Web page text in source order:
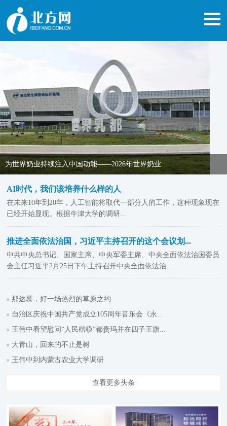
为世界奶业持续注入中国动能——2026年世界奶业...
AI时代，我们该培养什么样的人
在未来10年到20年，人工智能将取代一部分人的工作，这种现象现在
已经开始显现。根据牛津大学的调研...
推进全面依法治国，习近平主持召开的这个会议划...
中共中央总书记、国家主席、中央军委主席、中央全面依法治国委员
会主任习近平2月25日下午主持召开中央全面依法治...
那达慕，好一场热烈的草原之约
自治区庆祝中国共产党成立105周年音乐会《永...
王伟中看望慰问“人民楷模”都贵玛并在四子王旗...
大青山，回来的不止是树
王伟中到内蒙古农业大学调研
查看更多头条